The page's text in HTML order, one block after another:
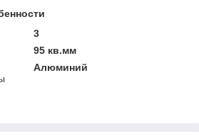
3
95 кв.мм
Алюминий